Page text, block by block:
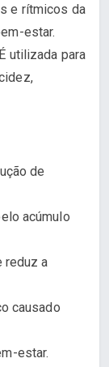
e rítmicos da
estar.
É utilizada para
de
acúmulo
reduz a
causado
estar.